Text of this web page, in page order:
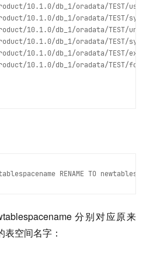
10.1.0/db_1/oradata/TEST/
10.1.0/db_1/oradata/TEST/
10.1.0/db_1/oradata/TEST/
10.1.0/db_1/oradata/TEST/
10.1.0/db_1/oradata/TEST/
分别对应原来
空间名字：